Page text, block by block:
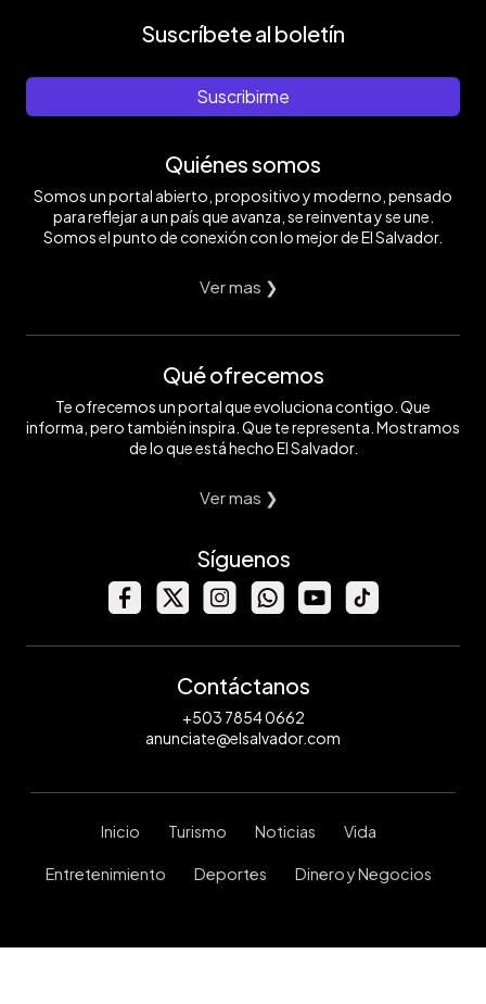
Suscríbete al boletín
Suscribirme
Quiénes somos
Somos un portal abierto, propositivo y moderno, pensado
para reflejar a un país que avanza, se reinventa y se une.
Somos el punto de conexión con lo mejor de El Salvador.
Ver mas ❯
Qué ofrecemos
Te ofrecemos un portal que evoluciona contigo. Que
informa, pero también inspira. Que te representa. Mostramos
de lo que está hecho El Salvador.
Ver mas ❯
Síguenos
Contáctanos
+503 7854 0662
anunciate@elsalvador.com
Inicio Turismo Noticias Vida
Entretenimiento Deportes Dinero y Negocios